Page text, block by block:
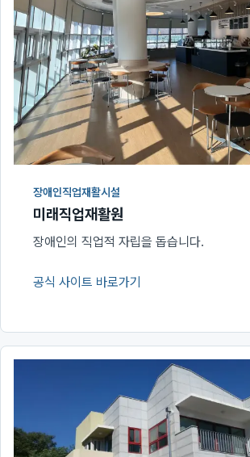
장애인직업재활시설
미래직업재활원
장애인의 직업적 자립을 돕습니다.
공식 사이트 바로가기
(새 창에서 열림)